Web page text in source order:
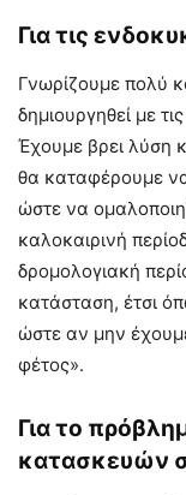
Για τις
Γνωρίζουμε πολύ
δημιουργηθεί με
Έχουμε βρει λύση
θα καταφέρουμε
ώστε να
καλοκαιρινή
δρομολογιακή
κατάσταση, έτσι
ώστε αν μην
φέτος».
Για το
κατασκευών